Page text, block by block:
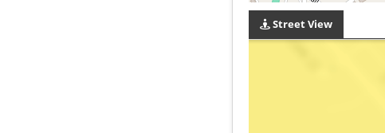
Street View